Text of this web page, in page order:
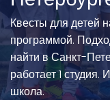
Квесты для детей
программой.
найти в Санкт-
работает 1 студия.
школа.